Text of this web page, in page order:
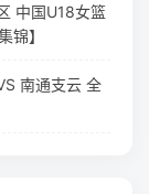
中国U18女篮
锦】
南通支云 全